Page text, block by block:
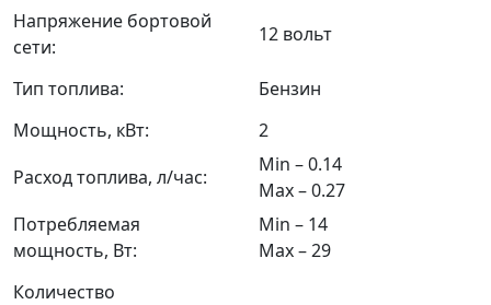
Напряжение бортовой
сети:
12 вольт
Тип топлива:
Бензин
Мощность, кВт:
2
Расход топлива, л/час:
Min – 0.14
Max – 0.27
Потребляемая
мощность, Вт:
Min – 14
Max – 29
Количество